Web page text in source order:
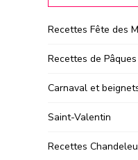
Recettes Fête des
Recettes de Pâques
Carnaval et
Saint-Valentin
Recettes